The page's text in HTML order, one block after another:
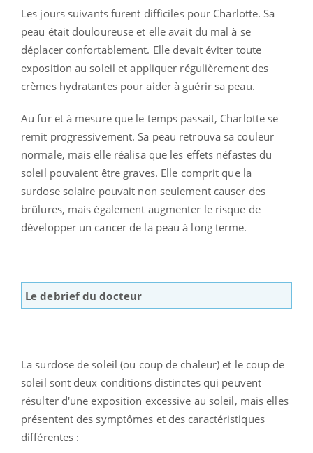
Les jours suivants furent difficiles pour Charlotte. Sa
peau était douloureuse et elle avait du mal à se
déplacer confortablement. Elle devait éviter toute
exposition au soleil et appliquer régulièrement des
crèmes hydratantes pour aider à guérir sa peau.
Au fur et à mesure que le temps passait, Charlotte se
remit progressivement. Sa peau retrouva sa couleur
normale, mais elle réalisa que les effets néfastes du
soleil pouvaient être graves. Elle comprit que la
surdose solaire pouvait non seulement causer des
brûlures, mais également augmenter le risque de
développer un cancer de la peau à long terme.
Le debrief du docteur
La surdose de soleil (ou coup de chaleur) et le coup de
soleil sont deux conditions distinctes qui peuvent
résulter d'une exposition excessive au soleil, mais elles
présentent des symptômes et des caractéristiques
différentes :